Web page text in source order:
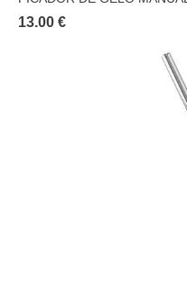
13.00 €